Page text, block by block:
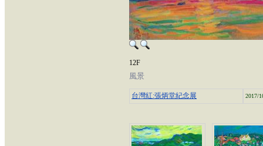
12F
風景
台灣紅:張炳堂紀念展 2017/